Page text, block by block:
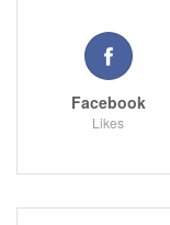
Facebook
Likes